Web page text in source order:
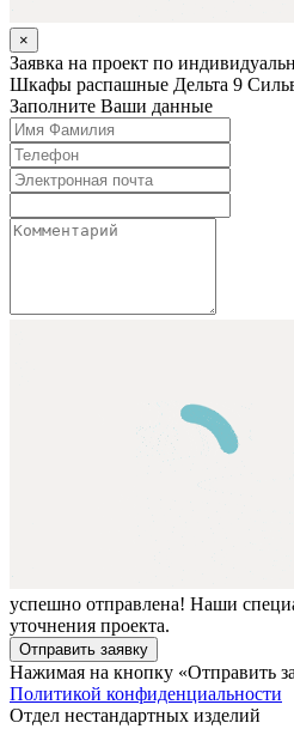
×
Заявка на проект по
Шкафы распашные Дельта 9
Заполните Ваши данные
успешно отправлена! Наши
уточнения проекта.
Отправить заявку
Нажимая на кнопку «Отправить
Политикой конфиденциальности
Отдел нестандартных изделий